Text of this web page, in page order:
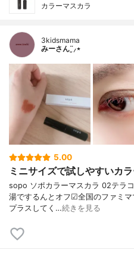
カラーマスカラ
3kidsmama
みーさん¨̮⸝⋆
5.00
ミニサイズで試しやすいカ
sopo ソポカラーマスカラ 02テラ
湯でするんとオフ☑︎全国のファミ
プラスしてく…続きを見る